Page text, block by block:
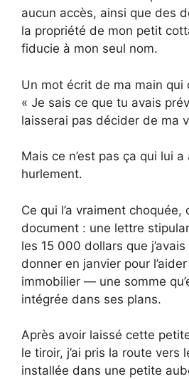
aucun accès, ainsi que des
la propriété de mon petit
fiducie à mon seul nom.
Un mot écrit de ma main qui
« Je sais ce que tu avais
laisserai pas décider de ma
Mais ce n’est pas ça qui lui a
hurlement.
Ce qui l’a vraiment choquée,
document : une lettre
les 15 000 dollars que
donner en janvier pour
immobilier — une somme
intégrée dans ses plans.
Après avoir laissé cette
le tiroir, j’ai pris la route vers
installée dans une petite